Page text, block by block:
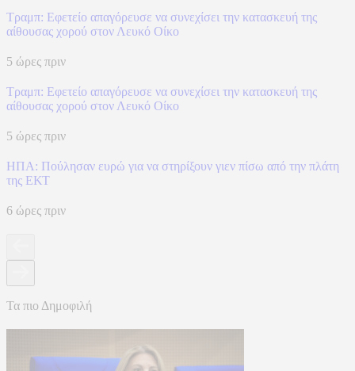
Τραμπ: Εφετείο απαγόρευσε να συνεχίσει την κατασκευή της
αίθουσας χορού στον Λευκό Οίκο
5 ώρες πριν
Τραμπ: Εφετείο απαγόρευσε να συνεχίσει την κατασκευή της
αίθουσας χορού στον Λευκό Οίκο
5 ώρες πριν
ΗΠΑ: Πούλησαν ευρώ για να στηρίξουν γιεν πίσω από την πλάτη
της ΕΚΤ
6 ώρες πριν
Τα πιο Δημοφιλή